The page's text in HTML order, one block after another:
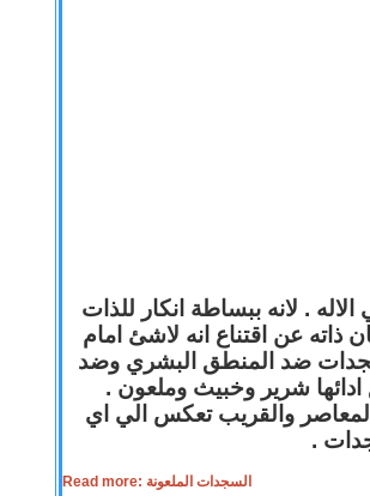
. لانه ببساطة انكار للذات
ذاته عن اقتناع انه لاشئ امام
ضد المنطق البشري وضد
ادائها شرير وخبيث وملعون .
المعاصر والقريب تعكس الي اي
.
Read more: السجدات الملعونة